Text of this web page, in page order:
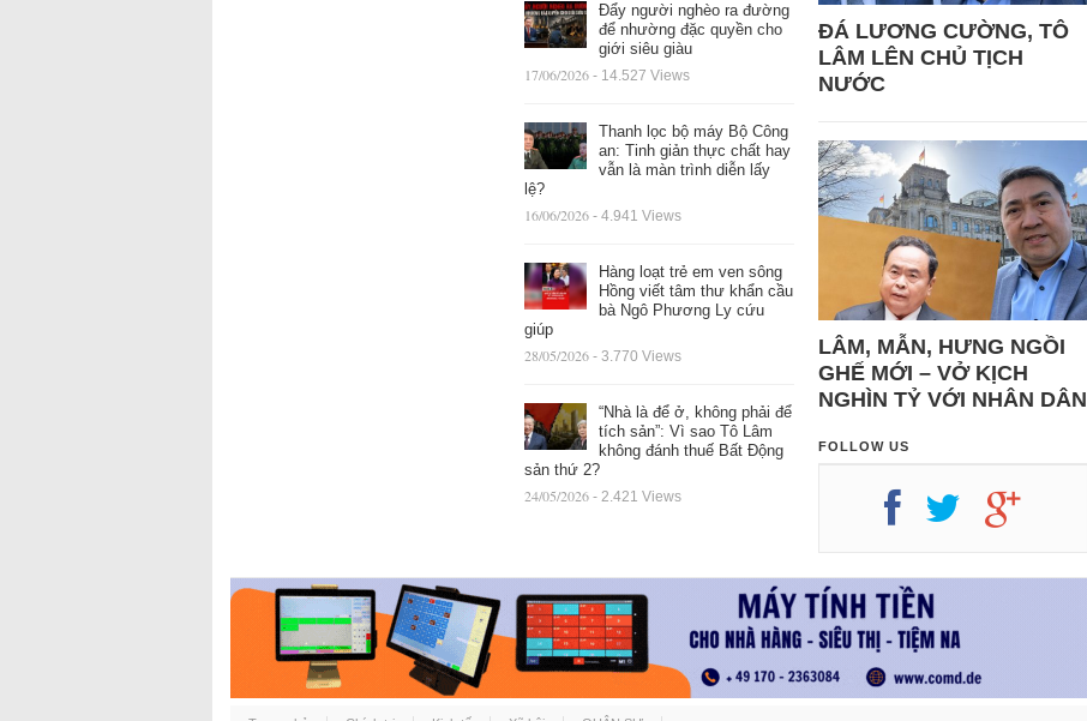
Đẩy người nghèo ra đường
để nhường đặc quyền cho
giới siêu giàu
17/06/2026 - 14.527 Views
Thanh lọc bộ máy Bộ Công
an: Tinh giản thực chất hay
vẫn là màn trình diễn lấy
lệ?
16/06/2026 - 4.941 Views
Hàng loạt trẻ em ven sông
Hồng viết tâm thư khẩn cầu
bà Ngô Phương Ly cứu
giúp
28/05/2026 - 3.770 Views
“Nhà là để ở, không phải để
tích sản”: Vì sao Tô Lâm
không đánh thuế Bất Động
sản thứ 2?
24/05/2026 - 2.421 Views
ĐÁ LƯƠNG CƯỜNG, TÔ
LÂM LÊN CHỦ TỊCH
NƯỚC
LÂM, MẪN, HƯNG NGỒI
GHẾ MỚI – VỞ KỊCH
NGHÌN TỶ VỚI NHÂN DÂN
FOLLOW US